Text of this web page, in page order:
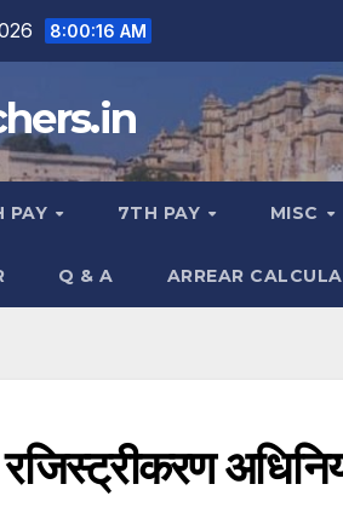
8:00:17 AM
PAY 7TH PAY MISC
Q & A ARREAR